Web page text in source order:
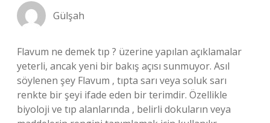
Gülşah
Flavum ne demek tıp ? üzerine yapılan açıklamalar
yeterli, ancak yeni bir bakış açısı sunmuyor. Asıl
söylenen şey Flavum , tıpta sarı veya soluk sarı
renkte bir şeyi ifade eden bir terimdir. Özellikle
biyoloji ve tıp alanlarında , belirli dokuların veya